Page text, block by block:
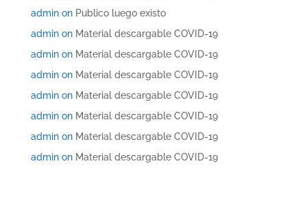
adminon Publico luego existo
adminon Material descargable COVID-19
adminon Material descargable COVID-19
adminon Material descargable COVID-19
adminon Material descargable COVID-19
adminon Material descargable COVID-19
adminon Material descargable COVID-19
adminon Material descargable COVID-19